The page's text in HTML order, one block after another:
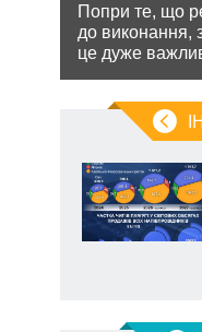
Попри те, що
до виконання,
це дуже